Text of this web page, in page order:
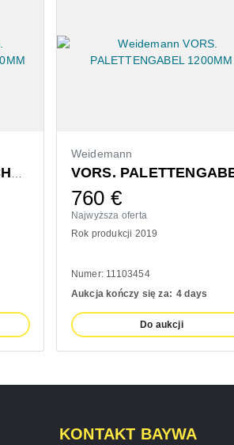
Weidemann
760 €
Najwyższa oferta
Rok produkcji 2019
Numer: 11103454
Aukcja kończy się za: 4 days
Do aukcji
KONTAKT BAYWA